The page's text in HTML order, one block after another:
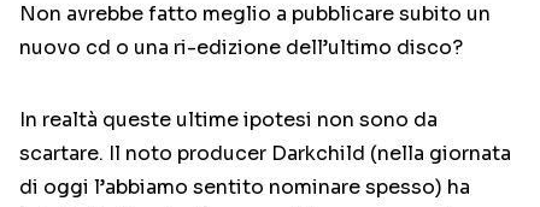
Non avrebbe fatto meglio a pubblicare subito un
nuovo cd o una ri-edizione dell’ultimo disco?
In realtà queste ultime ipotesi non sono da
scartare. Il noto producer Darkchild (nella giornata
di oggi l’abbiamo sentito nominare spesso) ha